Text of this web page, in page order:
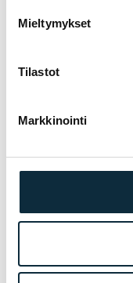
Mieltymykset
Tilastot
Markkinointi
+ Lisää kuvia (max
Annan VM Sportille
TAKUU & PALVELU